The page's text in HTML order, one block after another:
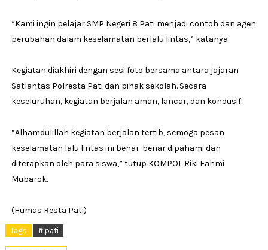
“Kami ingin pelajar SMP Negeri 8 Pati menjadi contoh dan agen
perubahan dalam keselamatan berlalu lintas,” katanya.
Kegiatan diakhiri dengan sesi foto bersama antara jajaran
Satlantas Polresta Pati dan pihak sekolah. Secara
keseluruhan, kegiatan berjalan aman, lancar, dan kondusif.
“Alhamdulillah kegiatan berjalan tertib, semoga pesan
keselamatan lalu lintas ini benar-benar dipahami dan
diterapkan oleh para siswa,” tutup KOMPOL Riki Fahmi
Mubarok.
(Humas Resta Pati)
Tags # pati